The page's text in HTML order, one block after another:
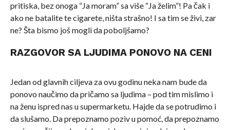
pritiska, bez onoga “Ja moram” sa više “Ja želim”! Pa čak i
ako ne batalite te cigarete, ništa strašno! I sa tim se živi, zar
ne? Šta bismo još mogli da poboljšamo?
RAZGOVOR SA LJUDIMA PONOVO NA CENI
Jedan od glavnih ciljeva za ovu godinu neka nam bude da
ponovo naučimo da pričamo sa ljudima – pod tim mislimo i
na ženu ispred nas u supermarketu. Hajde da se potrudimo i
da slušamo. Da prepoznamo poziv u pomoć, da prepoznamo